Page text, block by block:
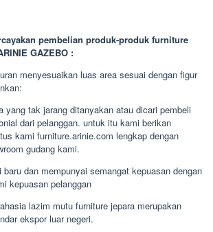
pembelian produk-produk furniture
GAZEBO :
menyesuaikan luas area sesuai dengan figur
yang tak jarang ditanyakan atau dicari pembeli
dari pelanggan. untuk itu kami berikan
kami furniture.arinie.com lengkap dengan
gudang kami.
dan mempunyai semangat kepuasan dengan
kepuasan pelanggan
lazim mutu furniture jepara merupakan
ekspor luar negeri.